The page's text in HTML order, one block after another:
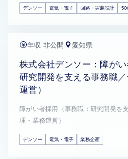
デンソー 電気・電子 回路・実装設計
年収 非公開 愛知県
株式会社デンソー：障が
研究開発を支える事務職
運営）
障がい者採用（事務職：研究開発を
理・業務運営）
デンソー 電気・電子 業務企画